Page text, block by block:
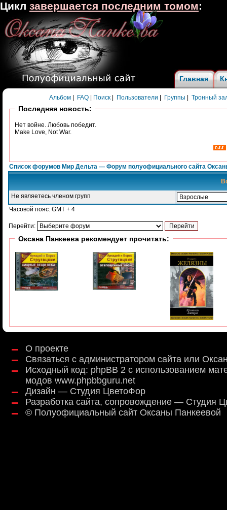
Главная
Альбом FAQ Поиск Пользователи Группы Тронный
Последняя новость:
Нет войне. Любовь победит.
Make Love, Not War.
Список форумов Мир Дельта — Форум полуофициального сайта
Не являетесь членом групп
Часовой пояс: GMT + 4
Перейти:
Оксана Панкеева рекомендует прочитать:
О проекте
Связаться с администратором сайта или
Исходный код: phpBB 2 с использованием
модов www.phpbbguru.net
Дизайн — Студия ЦветоФор
Разработка сайта, сопровождение — Студия
© Полуофициальный сайт Оксаны Панкеевой
Цикл завершается последним томом: